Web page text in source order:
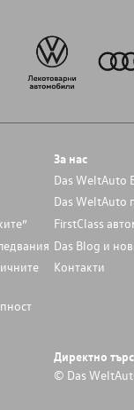
За нас
Das WeltAuto
Das WeltAuto
FirstClass
Das Blog и
Контакти
Директно
© Das